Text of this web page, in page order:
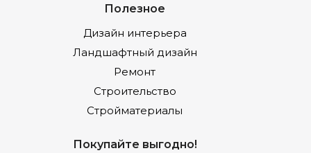
Полезное
Дизайн интерьера
Ландшафтный дизайн
Ремонт
Строительство
Стройматериалы
Покупайте выгодно!